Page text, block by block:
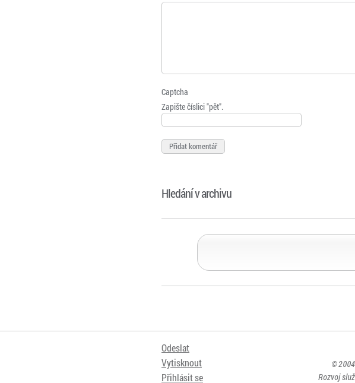
Captcha
Zapište číslici "pět".
Hledání v archivu
Odeslat
Vytisknout
Přihlásit se
©
Rozvoj